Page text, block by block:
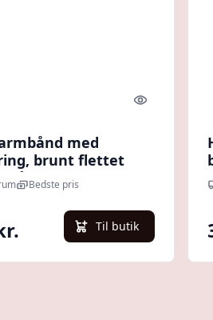
Quick look
med
brunt flettet
21 cm - Force
Bedste pris
Til butik